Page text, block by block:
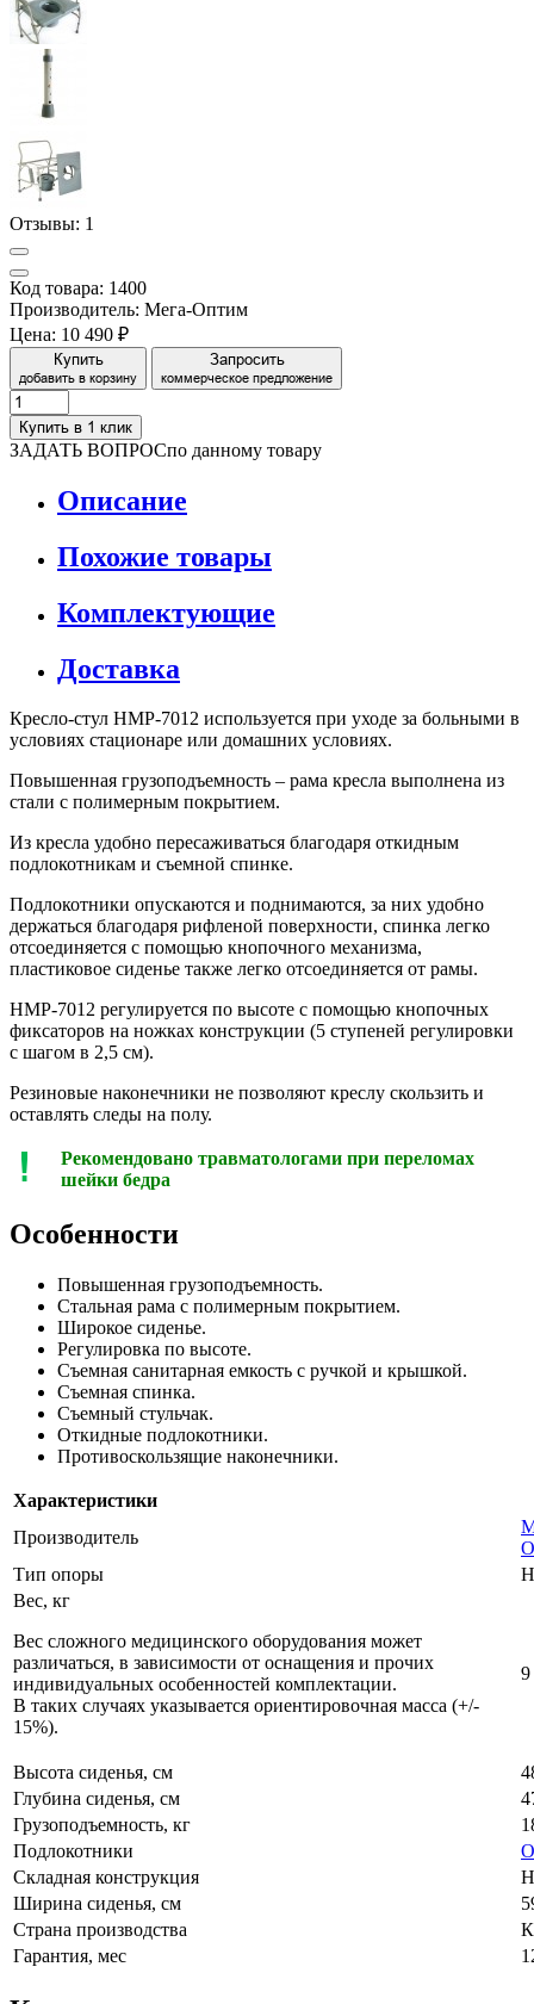
Отзывы: 1
Код товара: 1400
Производитель: Мега-Оптим
Цена: 10 490 ₽
Купить
добавить в корзину
Запросить
коммерческое предложение
Купить в 1 клик
ЗАДАТЬ ВОПРОСпо данному товару
Описание
Похожие товары
Комплектующие
Доставка
Кресло-стул HMP-7012 используется при уходе за больными в
условиях стационаре или домашних условиях.
Повышенная грузоподъемность – рама кресла выполнена из
стали с полимерным покрытием.
Из кресла удобно пересаживаться благодаря откидным
подлокотникам и съемной спинке.
Подлокотники опускаются и поднимаются, за них удобно
держаться благодаря рифленой поверхности, спинка легко
отсоединяется с помощью кнопочного механизма,
пластиковое сиденье также легко отсоединяется от рамы.
HMP-7012 регулируется по высоте с помощью кнопочных
фиксаторов на ножках конструкции (5 ступеней регулировки
с шагом в 2,5 см).
Резиновые наконечники не позволяют креслу скользить и
оставлять следы на полу.
Рекомендовано травматологами при переломах
шейки бедра
Особенности
Повышенная грузоподъемность.
Стальная рама с полимерным покрытием.
Широкое сиденье.
Регулировка по высоте.
Съемная санитарная емкость с ручкой и крышкой.
Съемная спинка.
Съемный стульчак.
Откидные подлокотники.
Противоскользящие наконечники.
Характеристики
Производитель
Тип опоры
Вес, кг
Вес сложного медицинского оборудования может
различаться, в зависимости от оснащения и прочих
индивидуальных особенностей комплектации.
В таких случаях указывается ориентировочная масса (+/-
15%).
9
Высота сиденья, см
Глубина сиденья, см
Грузоподъемность, кг
Подлокотники
Складная конструкция
Ширина сиденья, см
Страна производства
Гарантия, мес